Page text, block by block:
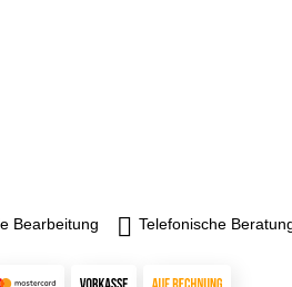
Bearbeitung Telefonische